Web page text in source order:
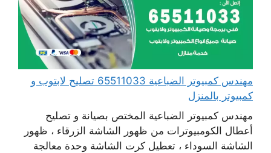
مهندس كمبيوتر الضباعية 65511033 تصليح لابتوب و
كمبيوتر بالمنزل
مهندس كمبيوتر الضباعية المختص بصيانة و تصليح
أعطال الكومبيوترات من ظهور الشاشة الزرقاء ، ظهور
الشاشة السوداء ، تعطيل كرت الشاشة وحدة معالجة